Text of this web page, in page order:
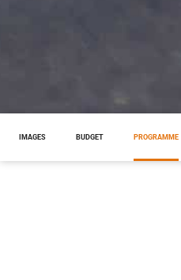
IMAGES BUDGET PROGRAMME